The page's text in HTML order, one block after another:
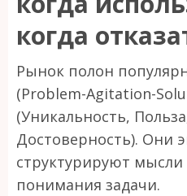
когда
Рынок полон
(Problem-Agitation-
(Уникальность,
Достоверность). Они
структурируют
понимания задачи.